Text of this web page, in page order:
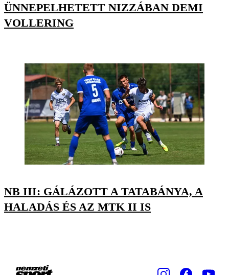
ÜNNEPELHETETT NIZZÁBAN DEMI
VOLLERING
NB III: GÁLÁZOTT A TATABÁNYA, A
HALADÁS ÉS AZ MTK II IS